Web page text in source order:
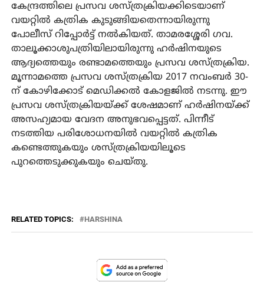
കേന്ദ്രത്തിലെ പ്രസവ ശസ്ത്രക്രിയക്കിടെയാണ്
വയറ്റില്‍ കത്രിക കുടുങ്ങിയതെന്നായിരുന്നു
പോലീസ് റിപ്പോര്‍ട്ട് നല്‍കിയത്. താമരശ്ശേരി ഗവ.
താലൂക്കാശുപത്രിയിലായിരുന്നു ഹര്‍ഷിനയുടെ
ആദ്യത്തെയും രണ്ടാമത്തെയും പ്രസവ ശസ്ത്രക്രിയ.
മൂന്നാമത്തെ പ്രസവ ശസ്ത്രക്രിയ 2017 നവംബര്‍ 30-
ന് കോഴിക്കോട് മെഡിക്കല്‍ കോളജില്‍ നടന്നു. ഈ
പ്രസവ ശസ്ത്രക്രിയയ്ക്ക് ശേഷമാണ് ഹര്‍ഷിനയ്ക്ക്
അസഹ്യമായ വേദന അനുഭവപ്പെട്ടത്. പിന്നീട്
നടത്തിയ പരിശോധനയില്‍ വയറ്റില്‍ കത്രിക
കണ്ടെത്തുകയും ശസ്ത്രക്രിയയിലൂടെ
പുറത്തെടുക്കുകയും ചെയ്തു.
RELATED TOPICS: HARSHINA